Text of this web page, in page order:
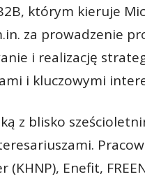
którym kieruje
za prowadzenie
i realizację
i kluczowymi
z blisko
(KHNP), Enefit,